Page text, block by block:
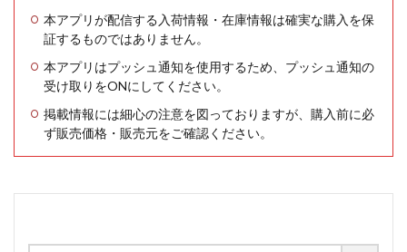
本アプリが配信する入荷情報・在庫情報は確実な購入を保
証するものではありません。
本アプリはプッシュ通知を使用するため、プッシュ通知の
受け取りをONにしてください。
掲載情報には細心の注意を図っておりますが、購入前に必
ず販売価格・販売元をご確認ください。